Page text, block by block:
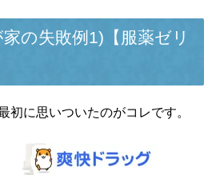
の失敗例1)【服薬ゼリ
初に思いついたのがコレです。